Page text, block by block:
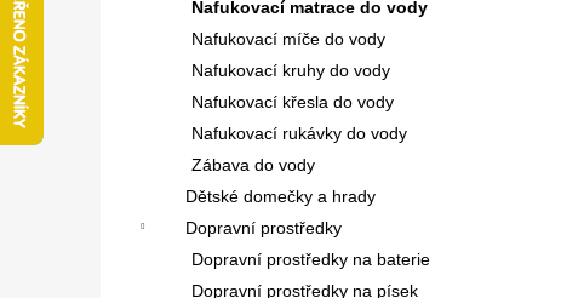
Nafukovací matrace do vody
Nafukovací míče do vody
Nafukovací kruhy do vody
Nafukovací křesla do vody
Nafukovací rukávky do vody
Zábava do vody
Dětské domečky a hrady
Dopravní prostředky
Dopravní prostředky na baterie
Dopravní prostředky na písek